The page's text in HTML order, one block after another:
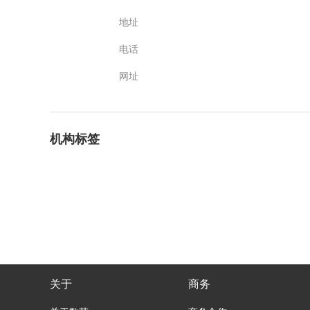
地址
电话
网址
机构标签
关于 商务